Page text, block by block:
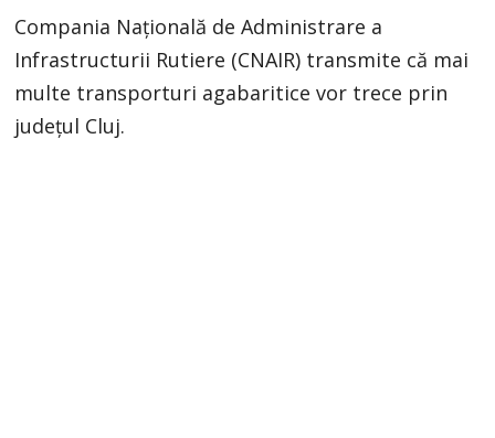
Compania Națională de Administrare a
Infrastructurii Rutiere (CNAIR) transmite că mai
multe transporturi agabaritice vor trece prin
județul Cluj.